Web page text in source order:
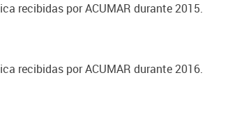
recibidas por ACUMAR durante 2015.
recibidas por ACUMAR durante 2016.